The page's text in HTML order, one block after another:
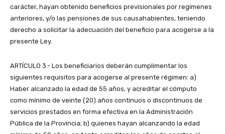
carácter, hayan obtenido beneficios previsionales por regímenes
anteriores, y/o las pensiones de sus causahabientes, teniendo
derecho a solicitar la adecuación del beneficio para acogerse a la
presente Ley.
ARTÍCULO 3.- Los beneficiarios deberán cumplimentar los
siguientes requisitos para acogerse al presente régimen: a)
Haber alcanzado la edad de 55 años, y acreditar el cómputo
como mínimo de veinte (20) años continuos o discontinuos de
servicios prestados en forma efectiva en la Administración
Pública de la Provincia; b) quienes hayan alcanzando la edad